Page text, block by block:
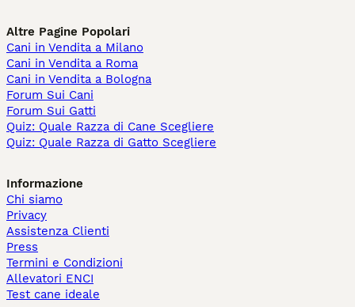
Altre Pagine Popolari
Cani in Vendita a Milano
Cani in Vendita a Roma
Cani in Vendita a Bologna
Forum Sui Cani
Forum Sui Gatti
Quiz: Quale Razza di Cane Scegliere
Quiz: Quale Razza di Gatto Scegliere
Informazione
Chi siamo
Privacy
Assistenza Clienti
Press
Termini e Condizioni
Allevatori ENCI
Test cane ideale